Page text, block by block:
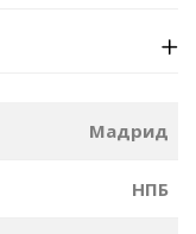
Мадрид
НПБ